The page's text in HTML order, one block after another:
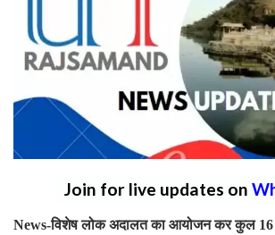
Join for live updates on
News-विशेष लोक अदालत का आयोजन कर कुल 16